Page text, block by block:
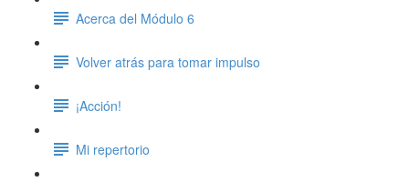
Acerca del Módulo 6
Volver atrás para tomar impulso
¡Acción!
Mi repertorio